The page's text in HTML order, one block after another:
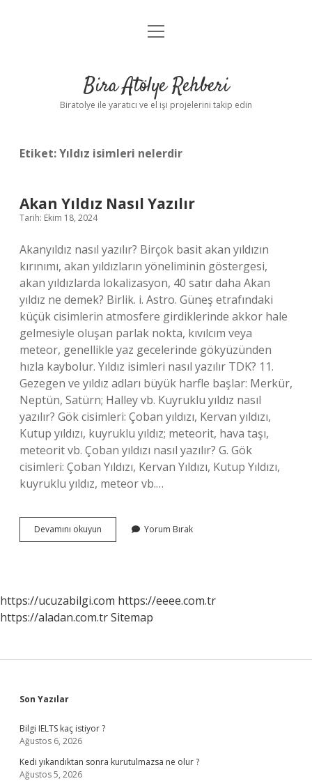
Anasayfa
Yasal Uyarı
menüyü
Bira Atölye Rehberi
Biratolye ile yaratıcı ve el işi projelerini takip edin
Etiket:Yıldız isimleri nelerdir
Akan Yıldız Nasıl Yazılır
Tarih: Ekim 18, 2024
Akanyıldız nasıl yazılır? Birçok basit akan yıldızın
kırınımı, akan yıldızların yöneliminin göstergesi,
akan yıldızlarda lokalizasyon, 40 satır daha Akan
yıldız ne demek? Birlik. i. Astro. Güneş etrafındaki
küçük cisimlerin atmosfere girdiklerinde akkor hale
gelmesiyle oluşan parlak nokta, kıvılcım veya
meteor, genellikle yaz gecelerinde gökyüzünden
hızla kaybolur. Yıldız isimleri nasıl yazılır TDK? 11.
Gezegen ve yıldız adları büyük harfle başlar: Merkür,
Neptün, Satürn; Halley vb. Kuyruklu yıldız nasıl
yazılır? Gök cisimleri: Çoban yıldızı, Kervan yıldızı,
Kutup yıldızı, kuyruklu yıldız; meteorit, hava taşı,
meteorit vb. Çoban yıldızı nasıl yazılır? G. Gök
cisimleri: Çoban Yıldızı, Kervan Yıldızı, Kutup Yıldızı,
kuyruklu yıldız, meteor vb.…
Devamını okuyun
Yıldız
Yorum Bırak
https://ucuzabilgi.com https://eeee.com.tr
https://aladan.com.trSitemap
Sidebar
Son Yazılar
Bilgi IELTS kaç istiyor ?
Ağustos 6, 2026
Kedi yıkandıktan sonra kurutulmazsa ne olur ?
Ağustos 5, 2026